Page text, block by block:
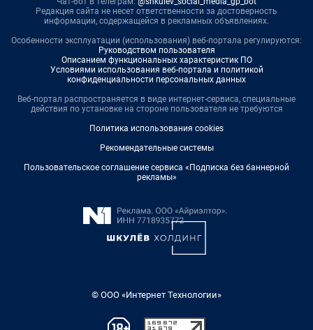
Редакция сайта не несет ответственности за достоверность
информации, содержащейся в рекламных объявлениях.
Особенности эксплуатации (использования) веб-портала регулируются:
Руководством пользователя
Описанием функциональных характеристик ПО
Условиями использования веб-портала и политикой
конфиденциальности персональных данных
Веб-портал распространяется в виде интернет-сервиса, специальные
действия по установке на стороне пользователя не требуются
Политика использования cookies
Рекомендательные системы
Пользовательское соглашение сервиса «Подписка без баннерной
рекламы»
© ООО «Интернет Технологии»